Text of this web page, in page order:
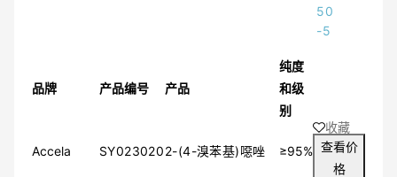
≤97%
≥85%
50
-5
品牌 产品编号 产品
纯度
和级
别
Accela SY0230202-(4-溴苯基)噁唑 ≥95%
收藏
查看价
格